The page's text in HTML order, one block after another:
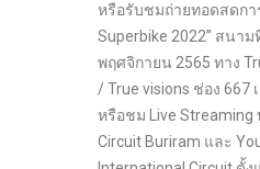
หรือรับชมถ่ายทอดสดกา
Superbike 2022” สนา
พฤศจิกายน 2565 ทาง
/ True visions ช่อง 667
หรือชม Live Streaming
Circuit Buriram และ